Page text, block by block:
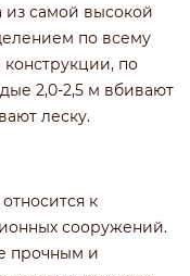
самой высокой
по всему
конструкции, по
2,0-2,5 м вбивают
леску.
к
сооружений.
прочным и